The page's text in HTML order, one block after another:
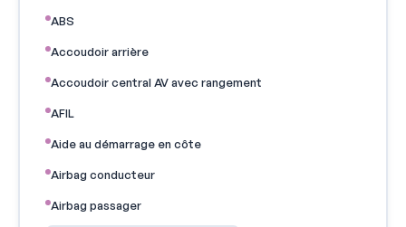
ABS
Accoudoir arrière
Accoudoir central AV avec rangement
AFIL
Aide au démarrage en côte
Airbag conducteur
Airbag passager